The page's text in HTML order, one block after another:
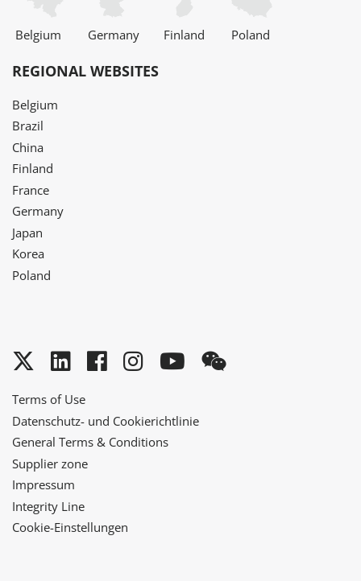
Belgium Germany Finland Poland
REGIONAL WEBSITES
Belgium
Brazil
China
Finland
France
Germany
Japan
Korea
Poland
Twitter
LinkedInFacebook
Instagram
YouTube
Terms of Use
Datenschutz- und Cookierichtlinie
General Terms & Conditions
Supplier zone
Impressum
Integrity Line
Cookie-Einstellungen